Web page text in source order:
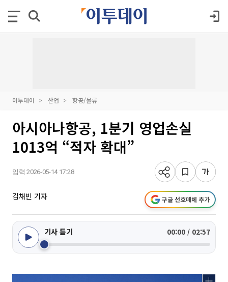
이투데이 산업 항공/물류
아시아나항공, 1분기 영업손실
1013억 “적자 확대”
입력 2026-05-14 17:28
김채빈 기자 구글 선호매체 추가
기사 듣기 00:00 / 02:57